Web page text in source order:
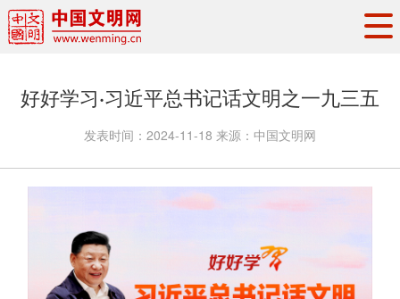
权威发布
资讯联播
地方交流
文明培育
文明实践
文明创建
文明之光
文明影音 文明矩阵
好好学习·习近平总书记话文明之一九三五
发表时间： 2024-11-18 来源： 中国文明网